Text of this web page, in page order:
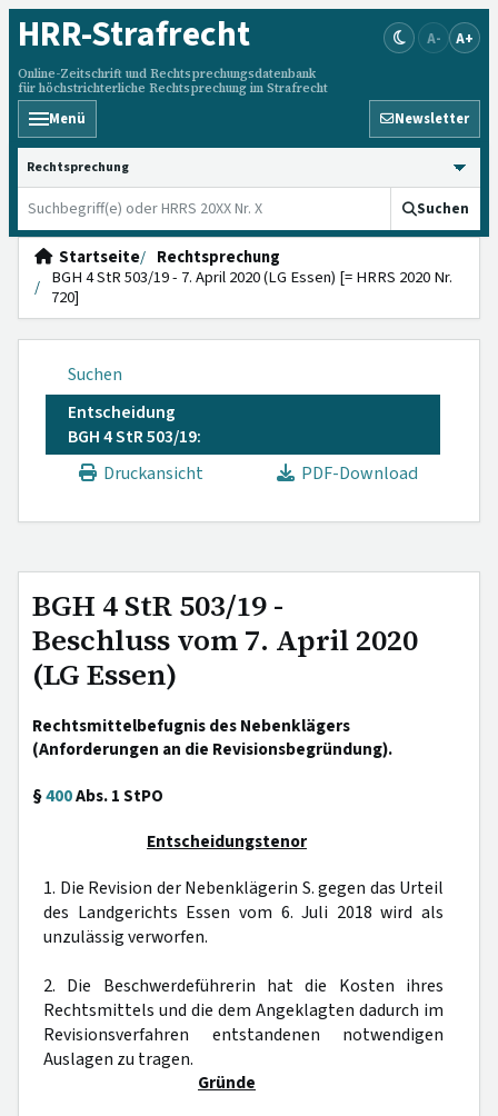
HRR-Strafrecht
Online-Zeitschrift und Rechtsprechungsdatenbank
für höchstrichterliche Rechtsprechung im Strafrecht
A- A+
Menü Newsletter
HRRS durchsuchen
Suchen
Startseite
Rechtsprechung
BGH 4 StR 503/19 - 7. April 2020 (LG Essen) [= HRRS 2020 Nr.
720]
Suchen
Entscheidung
BGH 4 StR 503/19:
Druckansicht
PDF-Download
BGH 4 StR 503/19 -
Beschluss vom 7. April 2020
(LG Essen)
Rechtsmittelbefugnis des Nebenklägers
(Anforderungen an die Revisionsbegründung).
§400Abs. 1 StPO
Entscheidungstenor
1. Die Revision der Nebenklägerin S. gegen das Urteil
des Landgerichts Essen vom 6. Juli 2018 wird als
unzulässig verworfen.
2. Die Beschwerdeführerin hat die Kosten ihres
Rechtsmittels und die dem Angeklagten dadurch im
Revisionsverfahren entstandenen notwendigen
Auslagen zu tragen.
Gründe